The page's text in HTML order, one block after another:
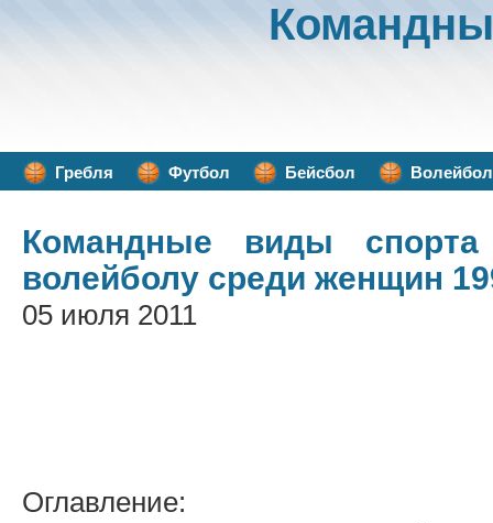
Гребля Футбол Бейсбол Волейбол
Командные виды спорта
волейболу среди женщин
05 июля 2011
Оглавление: